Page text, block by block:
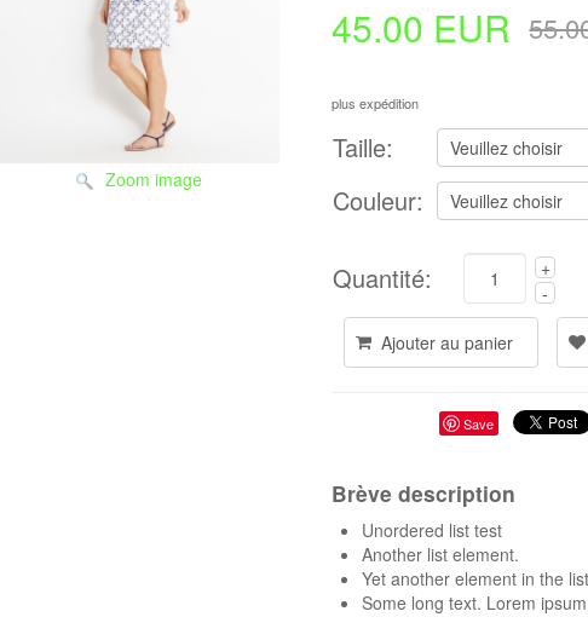
Zoom image
45.00 EUR
plus expédition
Taille:
Couleur:
Quantité:
Save
Brève description
Unordered list test
Another list element.
Yet another element in the
Some long text. Lorem